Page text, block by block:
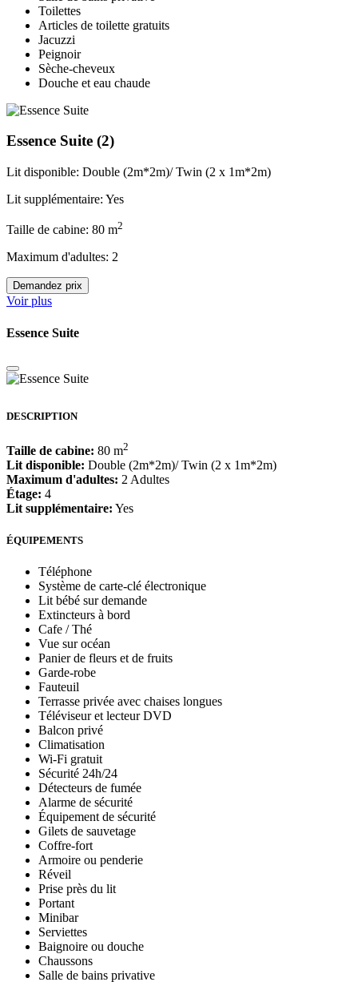
Toilettes
Articles de toilette gratuits
Jacuzzi
Peignoir
Sèche-cheveux
Douche et eau chaude
Essence Suite (2)
Lit disponible: Double (2m*2m)/ Twin (2 x 1m*2m)
Lit supplémentaire: Yes
Taille de cabine: 80 m2
Maximum d'adultes: 2
Demandez prix
Voir plus
Essence Suite
DESCRIPTION
Taille de cabine: 80 m2
Lit disponible: Double (2m*2m)/ Twin (2 x 1m*2m)
Maximum d'adultes: 2 Adultes
Étage: 4
Lit supplémentaire: Yes
ÉQUIPEMENTS
Téléphone
Système de carte-clé électronique
Lit bébé sur demande
Extincteurs à bord
Cafe / Thé
Vue sur océan
Panier de fleurs et de fruits
Garde-robe
Fauteuil
Terrasse privée avec chaises longues
Téléviseur et lecteur DVD
Balcon privé
Climatisation
Wi-Fi gratuit
Sécurité 24h/24
Détecteurs de fumée
Alarme de sécurité
Équipement de sécurité
Gilets de sauvetage
Coffre-fort
Armoire ou penderie
Réveil
Prise près du lit
Portant
Minibar
Serviettes
Baignoire ou douche
Chaussons
Salle de bains privative